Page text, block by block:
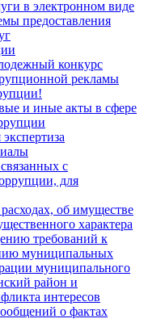
в электронном виде
предоставления
конкурс
рекламы
и иные акты в сфере
с
для
об имуществе
характера
требований к
муниципальных
муниципального
район и
интересов
о фактах